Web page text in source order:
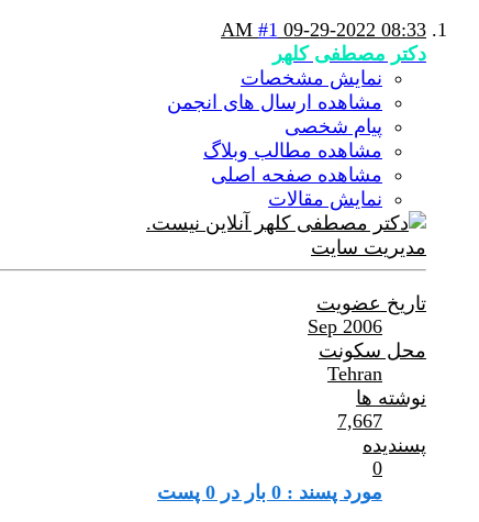
09-29-2022 08:33 AM
#1
دکتر مصطفی کلهر
نمایش مشخصات
مشاهده ارسال های انجمن
پیام شخصی
مشاهده مطالب وبلاگ
مشاهده صفحه اصلی
نمایش مقالات
مدیریت سایت
تاریخ عضویت
Sep 2006
محل سکونت
Tehran
نوشته ها
7,667
پسندیده
0
مورد پسند : 0 بار در 0 پست